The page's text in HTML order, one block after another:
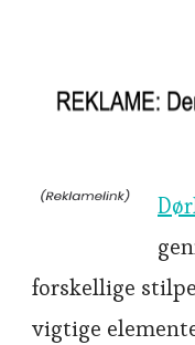
forskellige
vigtige